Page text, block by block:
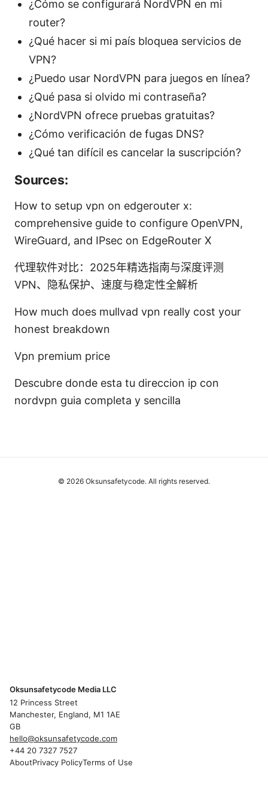
¿Cómo se configurará NordVPN en mi
router?
¿Qué hacer si mi país bloquea servicios de
VPN?
¿Puedo usar NordVPN para juegos en línea?
¿Qué pasa si olvido mi contraseña?
¿NordVPN ofrece pruebas gratuitas?
¿Cómo verificación de fugas DNS?
¿Qué tan difícil es cancelar la suscripción?
Sources:
How to setup vpn on edgerouter x:
comprehensive guide to configure OpenVPN,
WireGuard, and IPsec on EdgeRouter X
代理软件对比：2025年精选指南与深度评测
VPN、隐私保护、速度与稳定性全解析
How much does mullvad vpn really cost your
honest breakdown
Vpn premium price
Descubre donde esta tu direccion ip con
nordvpn guia completa y sencilla
© 2026 Oksunsafetycode. All rights reserved.
Oksunsafetycode Media LLC
12 Princess Street
Manchester, England, M1 1AE
GB
hello@oksunsafetycode.com
+44 20 7327 7527
AboutPrivacy PolicyTerms of Use